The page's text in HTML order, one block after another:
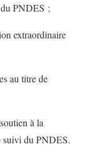
PNDES ;
extraordinaire
au titre de
à la
suivi du PNDES.